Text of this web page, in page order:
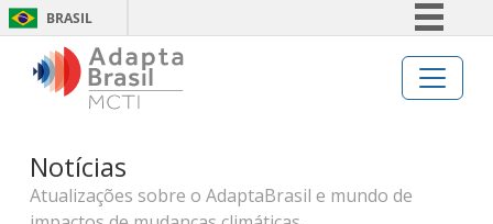
BRASIL
Legislação
Notícias
Atualizações sobre o AdaptaBrasil e mundo de